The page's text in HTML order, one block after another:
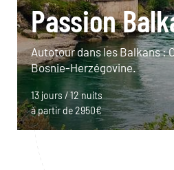
Passion
Autotour dans les Balkans :
Bosnie-Herzégovine.
13 jours / 12 nuits
à partir de 2950€